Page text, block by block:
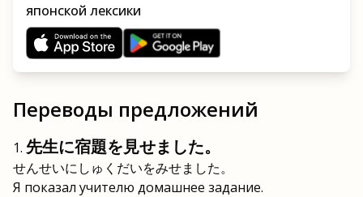
японской лексики
Переводы предложений
先生に宿題を見せました。
せんせいにしゅくだいをみせました。
Я показал учителю домашнее задание.